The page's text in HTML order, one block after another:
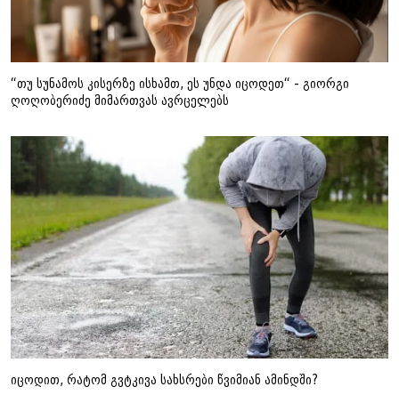
“თუ სუნამოს კისერზე ისხამთ, ეს უნდა იცოდეთ“ - გიორგი
ღოღობერიძე მიმართვას ავრცელებს
იცოდით, რატომ გვტკივა სახსრები წვიმიან ამინდში?